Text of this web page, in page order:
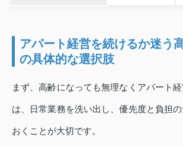
アパート経営を続けるか迷う
の具体的な選択肢
まず、高齢になっても無理なくアパート
は、日常業務を洗い出し、優先度と負担
おくことが大切です。